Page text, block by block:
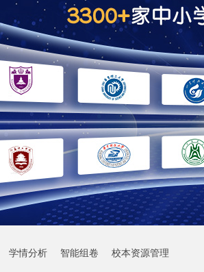
学情分析 智能组卷 校本资源管理